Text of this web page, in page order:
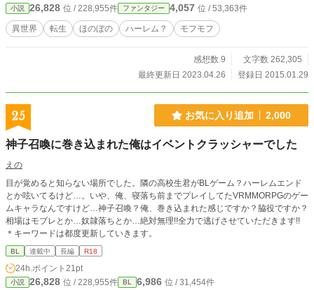
小説 26,828 位 / 228,955件 ファンタジー 4,057 位 / 53,363件
異世界 転生 ほのぼの ハーレム？ モフモフ
感想数 9
文字数 262,305
最終更新日 2023.04.26
登録日 2015.01.29
25 お気に入り追加 2,000
神子召喚に巻き込まれた俺はイベントクラッシャーでした
えの
目が覚めると知らない場所でした。隣の高校生君がBLゲーム？ハーレムエンド
とか呟いてるけど…。いや、俺、寝落ち前までプレイしてたVRMMORPGのゲー
ムキャラなんですけど…神子召喚？俺、巻き込まれた感じですか？脇役ですか？
相場はモブレとか…奴隷落ちとか…絶対無理!!全力で逃げさせていただきます!!
＊キーワードは都度更新していきます。
BL 連載中 長編 R18
24h.ポイント 21pt
小説 26,828 位 / 228,955件 BL 6,986 位 / 31,454件